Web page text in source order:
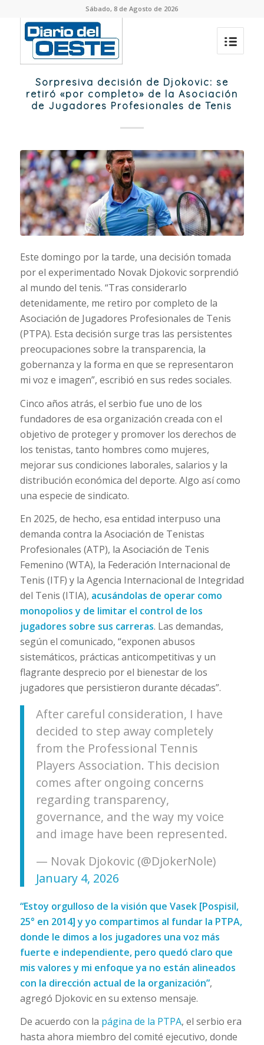
Sábado, 8 de Agosto de 2026
Sorpresiva decisión de Djokovic: se
retiró «por completo» de la Asociación
de Jugadores Profesionales de Tenis
Este domingo por la tarde, una decisión tomada
por el experimentado Novak Djokovic sorprendió
al mundo del tenis. “Tras considerarlo
detenidamente, me retiro por completo de la
Asociación de Jugadores Profesionales de Tenis
(PTPA). Esta decisión surge tras las persistentes
preocupaciones sobre la transparencia, la
gobernanza y la forma en que se representaron
mi voz e imagen”, escribió en sus redes sociales.
Cinco años atrás, el serbio fue uno de los
fundadores de esa organización creada con el
objetivo de proteger y promover los derechos de
los tenistas, tanto hombres como mujeres,
mejorar sus condiciones laborales, salarios y la
distribución económica del deporte. Algo así como
una especie de sindicato.
En 2025, de hecho, esa entidad interpuso una
demanda contra la Asociación de Tenistas
Profesionales (ATP), la Asociación de Tenis
Femenino (WTA), la Federación Internacional de
Tenis (ITF) y la Agencia Internacional de Integridad
del Tenis (ITIA), acusándolas de operar como
monopolios y de limitar el control de los
jugadores sobre sus carreras. Las demandas,
según el comunicado, “exponen abusos
sistemáticos, prácticas anticompetitivas y un
flagrante desprecio por el bienestar de los
jugadores que persistieron durante décadas”.
After careful consideration, I have
decided to step away completely
from the Professional Tennis
Players Association. This decision
comes after ongoing concerns
regarding transparency,
governance, and the way my voice
and image have been represented.
— Novak Djokovic (@DjokerNole)
January 4, 2026
“Estoy orgulloso de la visión que Vasek [Pospisil,
25° en 2014] y yo compartimos al fundar la PTPA,
donde le dimos a los jugadores una voz más
fuerte e independiente, pero quedó claro que
mis valores y mi enfoque ya no están alineados
con la dirección actual de la organización”,
agregó Djokovic en su extenso mensaje.
De acuerdo con la página de la PTPA, el serbio era
hasta ahora miembro del comité ejecutivo, donde